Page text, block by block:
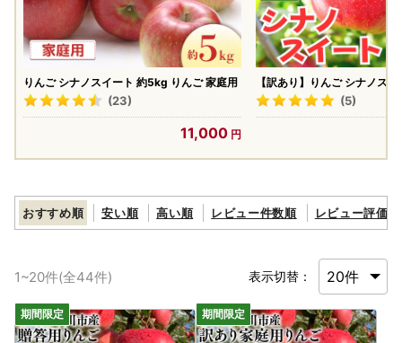
りんご シナノスイート 約5kg りんご 家庭用
(23)
11,000
【訳あり】りんご シナノス
～14玉）2026年10月中旬よ
約 | リンゴ At-020(5)
おすすめ順 安い順 高い順 レビュー件数順 レビュー評価順
1~20件(全44件) 表示切替：